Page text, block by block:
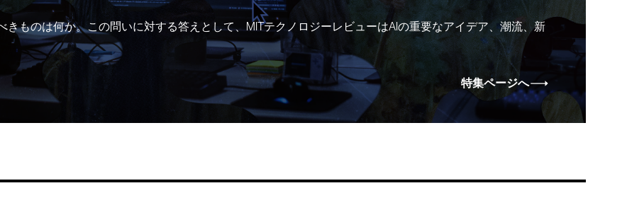
きものは何か。この問いに対する答えとして、MITテクノロジーレビューはAIの重要なアイデア、潮流、新
特集ページへ